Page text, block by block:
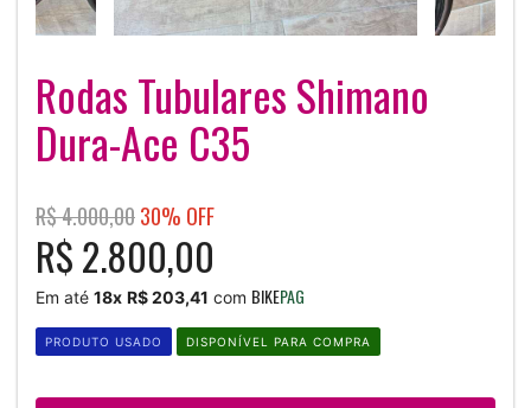
Rodas Tubulares Shimano
Dura-Ace C35
R$ 2.800,00
R$ 4.000,0030% OFF
Em até 18x R$ 203,41 com BIKEPAG
PRODUTO USADO DISPONÍVEL PARA COMPRA